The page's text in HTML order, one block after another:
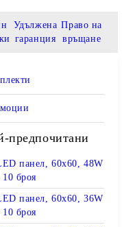
Удължена
гаранция
Право на
връщане
предпочитани
панел, 60х60, 48W
10 броя
панел, 60х60, 36W
10 броя